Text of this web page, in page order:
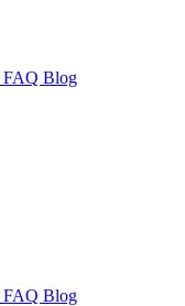
FAQ Blog
FAQ Blog